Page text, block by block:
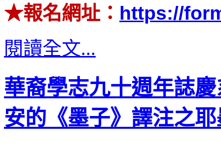
★報名網址： https://
閱讀全文...
華裔學志九十週年誌
安的《墨子》譯注之